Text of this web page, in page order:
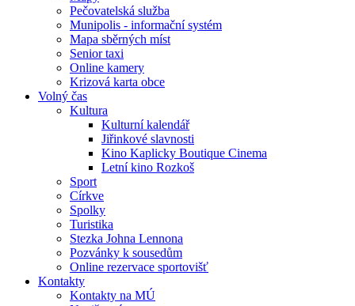
Pečovatelská služba
Munipolis - informační systém
Mapa sběrných míst
Senior taxi
Online kamery
Krizová karta obce
Volný čas
Kultura
Kulturní kalendář
Jiřinkové slavnosti
Kino Kaplicky Boutique Cinema
Letní kino Rozkoš
Sport
Církve
Spolky
Turistika
Stezka Johna Lennona
Pozvánky k sousedům
Online rezervace sportovišť
Kontakty
Kontakty na MÚ